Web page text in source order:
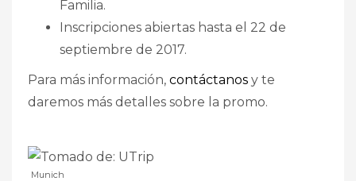
Familia.
Inscripciones abiertas hasta el 22 de
septiembre de 2017.
Para más información, contáctanos y te
daremos más detalles sobre la promo.
Munich